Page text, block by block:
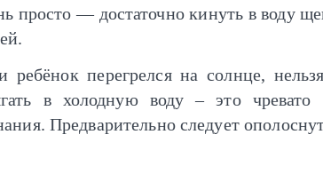
просто — достаточно кинуть в воду
ребёнок перегрелся на солнце,
в холодную воду – это
Предварительно следует